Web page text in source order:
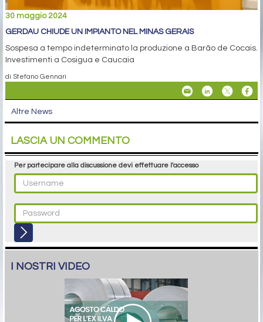
30 maggio 2024
GERDAU CHIUDE UN IMPIANTO NEL MINAS GERAIS
Sospesa a tempo indeterminato la produzione a Barão de Cocais.
Investimenti a Cosigua e Caucaia
di Stefano Gennari
Altre News
LASCIA UN COMMENTO
Per partecipare alla discussione devi effettuare l'accesso
I NOSTRI VIDEO